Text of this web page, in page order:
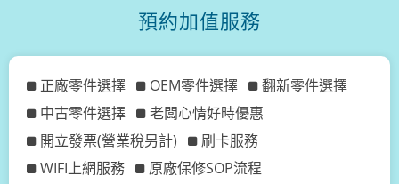
預約加值服務
正廠零件選擇 OEM零件選擇
翻新零件選擇
中古零件選擇
老闆心情好時優惠
開立發票(營業稅另計)
刷卡服務
WIFI上網服務
原廠保修SOP流程